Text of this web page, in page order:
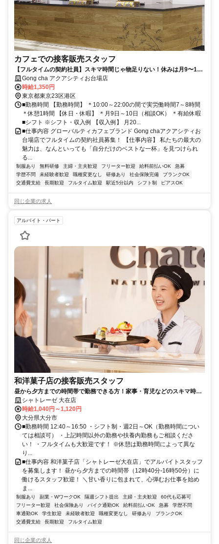
カフェでの接客販売スタッフ
【フルタイムの契約社員】スキマ時間じゃ物足りない！休みは月9〜10
日、自分らしいフルタイム！
Gong cha アクアシティお台場店
時給1,350円
東京都東京23区港区
■勤務時間 【勤務時間】 ＊10:00～22:00の間で実労働時間7～8時間
＊休憩1時間 【休日・休暇】 ＊月9日～10日（相談OK） ＊有給休暇
■シフト ※シフト・収入例 【収入例】 月20...
■仕事内容 グローバルティカフェブランド Gong chaアクアシティお
台場店でフルタイムの契約社員募集！ 【仕事内容】 私たちの最大の
魅力は、なんといっても「自分だけのベストな一杯」を見つけられ
る...
制服あり 無料研修 主婦・主夫歓迎 フリーター歓迎 給料前払いOK
急募
学歴不問
未経験者歓迎 職種変更なし 研修あり 社会保険完備
ブランクOK
交通費支給
長期歓迎 フルタイム歓迎 駅近5分以内 シフト制 ピアスOK
同じ企業の求人
アルバイト・パート
和洋菓子店の接客販売スタッフ
昼から夕方までの時間帯で勤務できる方！家事・育児などのスキマ時間
にシャトレーゼで楽しく働きましょう！
シャトレーゼ 大在店
時給1,040円～1,120円
大分県大分市
■勤務時間 12:40～16:50 ・シフト制・週2日～OK（勤務時間につい
ては相談可） ・上記時間以外の勤務や扶養内勤務もご相談くださ
い！ ・フルタイムも大歓迎です！ ※休憩は勤務時間によって異な
り...
■仕事内容 和洋菓子店「シャトレーゼ大在店」でアルバイトスタッフ
を募集します！ 昼から夕方までの時間帯（12時40分-16時50分）に
働けるスタッフ歓迎！ ＼甘い香りに包まれて、心弾むお仕事を始め
ま...
制服あり 副業・WワークOK 隔週シフト提出 主婦・主夫歓迎
60代も応募可
フリーター歓迎
社会保険あり バイク通勤OK 給料前払いOK 急募
学歴不問
車通勤OK
学生歓迎 未経験者歓迎 職種変更なし 研修あり
ブランクOK
交通費支給
長期歓迎 フルタイム歓迎
同じ企業の求人